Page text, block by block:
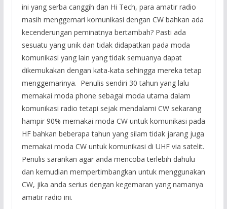
ini yang serba canggih dan Hi Tech, para amatir radio
masih menggemari komunikasi dengan CW bahkan ada
kecenderungan peminatnya bertambah? Pasti ada
sesuatu yang unik dan tidak didapatkan pada moda
komunikasi yang lain yang tidak semuanya dapat
dikemukakan dengan kata-kata sehingga mereka tetap
menggemarinya. Penulis sendiri 30 tahun yang lalu
memakai moda phone sebagai moda utama dalam
komunikasi radio tetapi sejak mendalami CW sekarang
hampir 90% memakai moda CW untuk komunikasi pada
HF bahkan beberapa tahun yang silam tidak jarang juga
memakai moda CW untuk komunikasi di UHF via satelit.
Penulis sarankan agar anda mencoba terlebih dahulu
dan kemudian mempertimbangkan untuk menggunakan
CW, jika anda serius dengan kegemaran yang namanya
amatir radio ini.